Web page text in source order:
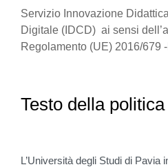
Servizio Innovazione
Digitale (IDCD) ai sensi
Regolamento (UE) 2016/679
Testo della politica
L’Università degli Studi di Pavia